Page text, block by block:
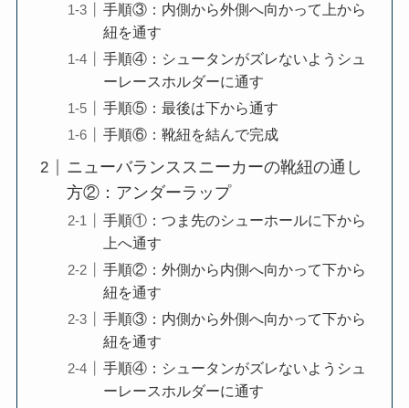
手順③：内側から外側へ向かって上から
紐を通す
手順④：シュータンがズレないようシュ
ーレースホルダーに通す
手順⑤：最後は下から通す
手順⑥：靴紐を結んで完成
ニューバランススニーカーの靴紐の通し
方②：アンダーラップ
手順①：つま先のシューホールに下から
上へ通す
手順②：外側から内側へ向かって下から
紐を通す
手順③：内側から外側へ向かって下から
紐を通す
手順④：シュータンがズレないようシュ
ーレースホルダーに通す